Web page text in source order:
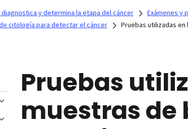
diagnostica y determina la etapa del cáncer Exámenes y
citología para detectar el cáncer
Pruebas utilizadas
Pruebas
muestras de